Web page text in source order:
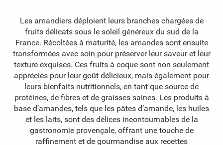
Les amandiers déploient leurs branches chargées de
fruits délicats sous le soleil généreux du sud de la
France. Récoltées à maturité, les amandes sont ensuite
transformées avec soin pour préserver leur saveur et leur
texture exquises. Ces fruits à coque sont non seulement
appréciés pour leur goût délicieux, mais également pour
leurs bienfaits nutritionnels, en tant que source de
protéines, de fibres et de graisses saines. Les produits à
base d’amandes, tels que les pâtes d’amande, les huiles
et les laits, sont des délices incontournables de la
gastronomie provençale, offrant une touche de
raffinement et de gourmandise aux recettes